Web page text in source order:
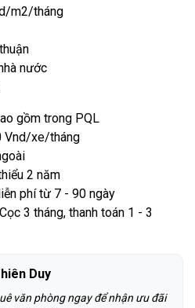
m2/tháng
nước
gồm trong PQL
Vnd/xe/tháng
2 năm
phí từ 7 - 90 ngày
Cọc 3 tháng, thanh toán 1 - 3
Duy
văn phòng ngay để nhận ưu đãi